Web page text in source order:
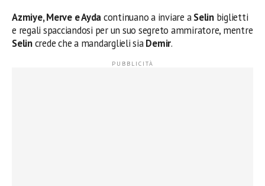
Azmiye, Merve e Aydacontinuano a inviare aSelinbiglietti
e regali spacciandosi per un suo segreto ammiratore, mentre
Selincrede che a mandarglieli siaDemir.